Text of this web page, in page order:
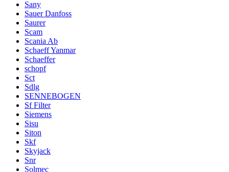
Sany
Sauer Danfoss
Saurer
Scam
Scania Ab
Schaeff Yanmar
Schaeffer
schopf
Sct
Sdlg
SENNEBOGEN
Sf Filter
Siemens
Sisu
Siton
Skf
Skyjack
Snr
Solmec